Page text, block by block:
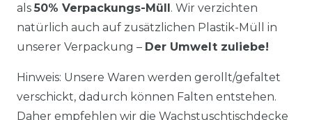
als 50% Verpackungs-Müll. Wir verzichten
natürlich auch auf zusätzlichen Plastik-Müll in
unserer Verpackung – Der Umwelt zuliebe!
Hinweis: Unsere Waren werden gerollt/gefaltet
verschickt, dadurch können Falten entstehen.
Daher empfehlen wir die Wachstuschtischdecke